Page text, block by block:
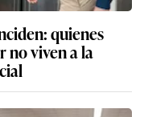
quienes
no viven a la